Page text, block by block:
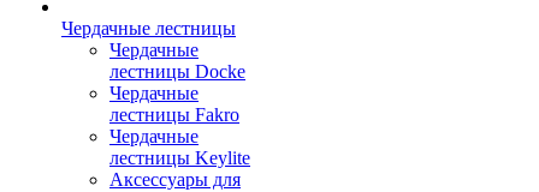
Чердачные лестницы
Чердачные
лестницы Docke
Чердачные
лестницы Fakro
Чердачные
лестницы Keylite
Аксессуары для